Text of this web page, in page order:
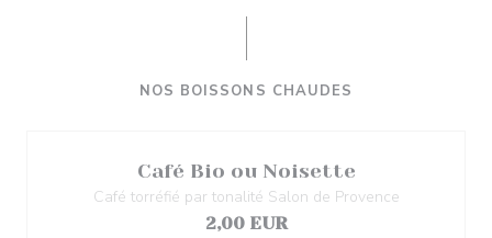
NOS BOISSONS CHAUDES
Café Bio ou Noisette
Café torréfié par tonalité Salon de Provence
2,00 EUR